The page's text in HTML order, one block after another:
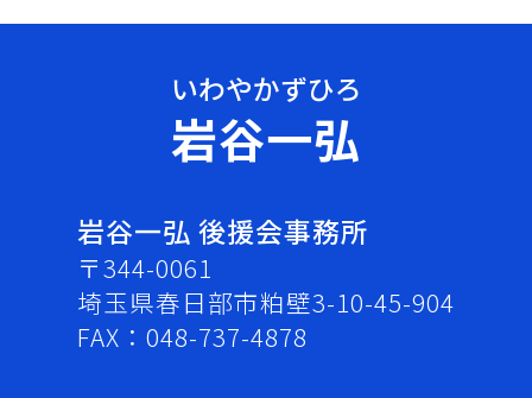
岩谷一弘
岩谷一弘 後援会事務所
〒344-0061
埼玉県春日部市粕壁3-10-45-904
FAX：048-737-4878